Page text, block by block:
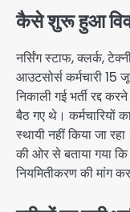
कैसे शुरू हुआ
नर्सिंग स्टाफ, क्लर्क,
आउटसोर्स कर्मचारी 15
निकाली गई भर्ती रद्द
बैठ गए थे। कर्मचारियों
स्थायी नहीं किया जा
की ओर से बताया गया कि
नियमितीकरण की मांग